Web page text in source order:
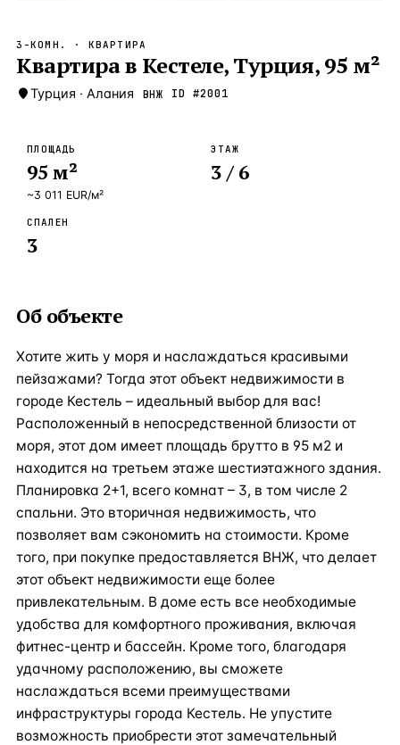
Новороссийск — Локация Россия · 2
Стамбул —Локация
ЧАСТО ИЩУТ
Турция Россия
3-КОМН. · КВАРТИРА
Квартира в Кестеле, Турция, 95 м²
Турция · Алания ВНЖ ID #2001
ПЛОЩАДЬ
95 м²
~3 011 EUR/м²
ЭТАЖ
3/ 6
СПАЛЕН
3
Об объекте
Хотите жить у моря и наслаждаться красивыми
пейзажами? Тогда этот объект недвижимости в
городе Кестель – идеальный выбор для вас!
Расположенный в непосредственной близости от
моря, этот дом имеет площадь брутто в 95 м2 и
находится на третьем этаже шестиэтажного здания.
Планировка 2+1, всего комнат – 3, в том числе 2
спальни. Это вторичная недвижимость, что
позволяет вам сэкономить на стоимости. Кроме
того, при покупке предоставляется ВНЖ, что делает
этот объект недвижимости еще более
привлекательным. В доме есть все необходимые
удобства для комфортного проживания, включая
фитнес-центр и бассейн. Кроме того, благодаря
удачному расположению, вы сможете
наслаждаться всеми преимуществами
инфраструктуры города Кестель. Не упустите
возможность приобрести этот замечательный